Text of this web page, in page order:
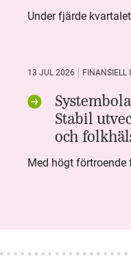
13 JUL 2026 FINANSIELL
Stabil
och